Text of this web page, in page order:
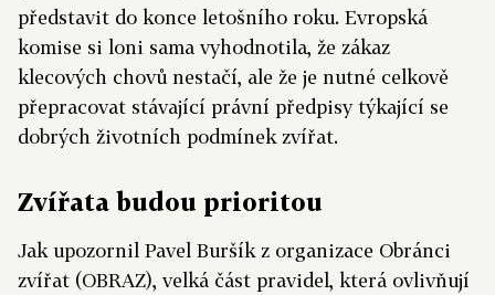
představit do konce letošního roku. Evropská
komise si loni sama vyhodnotila, že zákaz
klecových chovů nestačí, ale že je nutné celkově
přepracovat stávající právní předpisy týkající se
dobrých životních podmínek zvířat.
Zvířata budou prioritou
Jak upozornil Pavel Buršík z organizace Obránci
zvířat (OBRAZ), velká část pravidel, která ovlivňují